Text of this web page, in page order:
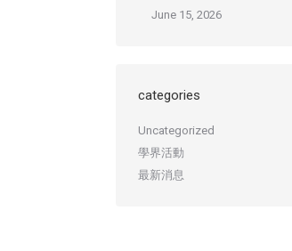
June 15, 2026
categories
Uncategorized
學界活動
最新消息